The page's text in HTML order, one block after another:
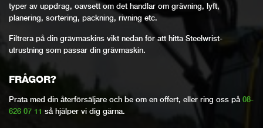
typer av uppdrag, oavsett om det handlar om grävning, lyft,
planering, sortering, packning, rivning etc.
Filtrera på din grävmaskins vikt nedan för att hitta Steelwrist-
utrustning som passar din grävmaskin.
FRÅGOR?
Prata med din återförsäljare och be om en offert, eller ring oss på 08-
626 07 11 så hjälper vi dig gärna.